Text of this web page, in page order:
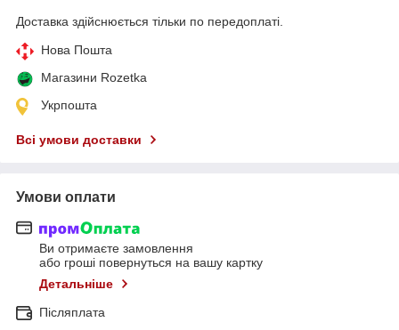
Доставка здійснюється тільки по передоплаті.
Нова Пошта
Магазини Rozetka
Укрпошта
Всі умови доставки
Умови оплати
Ви отримаєте замовлення
або гроші повернуться на вашу картку
Детальніше
Післяплата